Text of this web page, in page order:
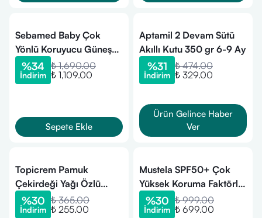
Sebamed Baby Çok
Yönlü Koruyucu Güneş
Spreyi SPF50 200 ml
%34
İndirim
₺ 1,690.00
₺ 1,109.00
Sepete Ekle
Aptamil 2 Devam Sütü
Akıllı Kutu 350 gr 6-9 Ay
%31
İndirim
₺ 474.00
₺ 329.00
Ürün Gelince Haber
Ver
Topicrem Pamuk
Çekirdeği Yağı Özlü
Nazik Ultra Zengin
Temizleyici Bar 150 gr
%30
İndirim
₺ 365.00
₺ 255.00
Mustela SPF50+ Çok
Yüksek Koruma Faktörlü
Güneş Stick 9 ml
%30
İndirim
₺ 999.00
₺ 699.00